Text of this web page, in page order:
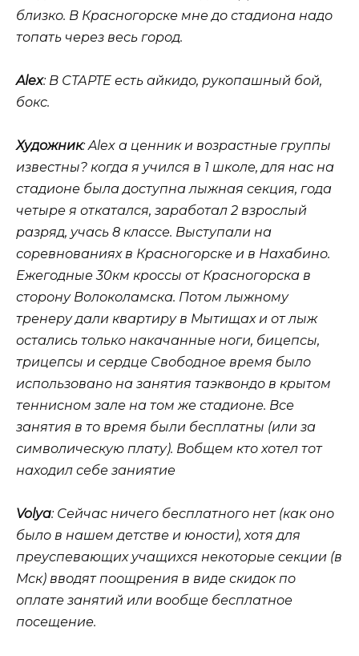
близко. В Красногорске мне до стадиона надо
топать через весь город.
Alex: В СТАРТЕ есть айкидо, рукопашный бой,
бокс.
Художник: Alex а ценник и возрастные группы
известны? когда я учился в 1 школе, для нас на
стадионе была доступна лыжная секция, года
четыре я откатался, заработал 2 взрослый
разряд, учась 8 классе. Выступали на
соревнованиях в Красногорске и в Нахабино.
Ежегодные 30км кроссы от Красногорска в
сторону Волоколамска. Потом лыжному
тренеру дали квартиру в Мытищах и от лыж
остались только накачанные ноги, бицепсы,
трицепсы и сердце Свободное время было
использовано на занятия таэквондо в крытом
теннисном зале на том же стадионе. Все
занятия в то время были бесплатны (или за
символическую плату). Вобщем кто хотел тот
находил себе заниятие
Volya: Сейчас ничего бесплатного нет (как оно
было в нашем детстве и юности), хотя для
преуспевающих учащихся некоторые секции (в
Мск) вводят поощрения в виде скидок по
оплате занятий или вообще бесплатное
посещение.